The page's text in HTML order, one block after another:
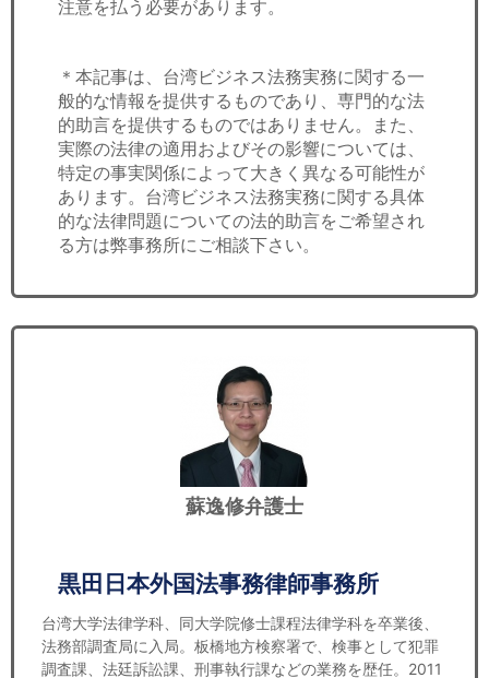
注意を払う必要があります。
＊本記事は、台湾ビジネス法務実務に関する一
般的な情報を提供するものであり、専門的な法
的助言を提供するものではありません。また、
実際の法律の適用およびその影響については、
特定の事実関係によって大きく異なる可能性が
あります。台湾ビジネス法務実務に関する具体
的な法律問題についての法的助言をご希望され
る方は弊事務所にご相談下さい。
蘇逸修弁護士
黒田日本外国法事務律師事務所
台湾大学法律学科、同大学院修士課程法律学科を卒業後、
法務部調査局に入局。板橋地方検察署で、検事として犯罪
調査課、法廷訴訟課、刑事執行課などの業務を歴任。2011